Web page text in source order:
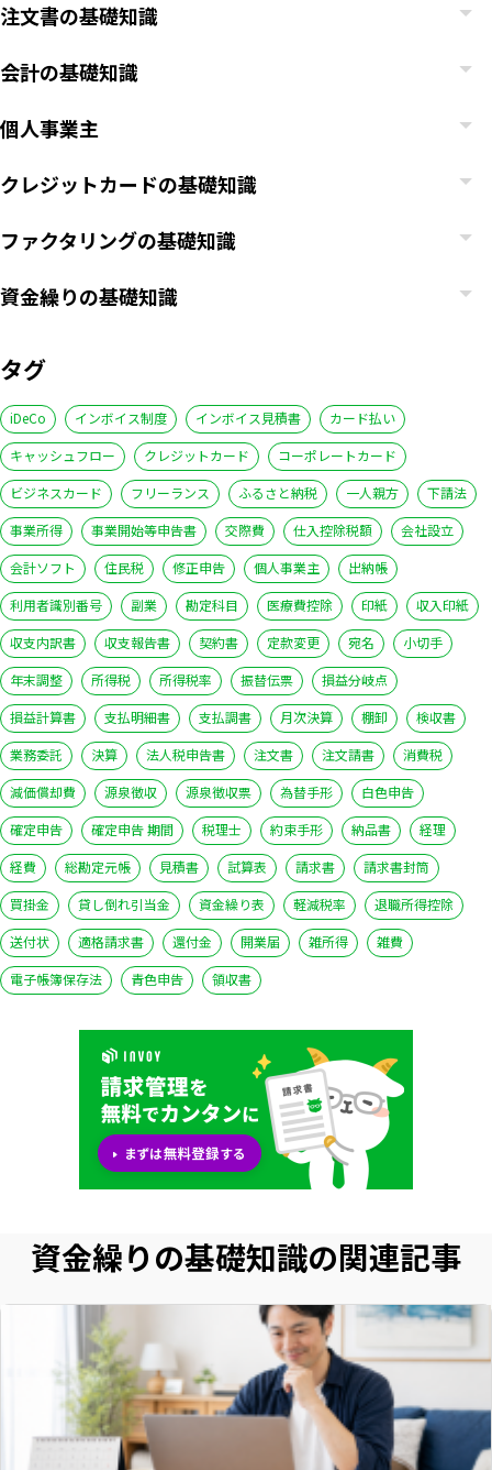
注文書の基礎知識
会計の基礎知識
個人事業主
クレジットカードの基礎知識
ファクタリングの基礎知識
資金繰りの基礎知識
タグ
iDeCo インボイス制度 インボイス見積書
カード払い
キャッシュフロー
クレジットカード
コーポレートカード
ビジネスカード
フリーランス ふるさと納税 一人親方
下請法
事業所得
事業開始等申告書 交際費 仕入控除税額
会社設立
会計ソフト
住民税 修正申告 個人事業主
出納帳
利用者識別番号
副業 勘定科目 医療費控除 印紙
収入印紙
収支内訳書
収支報告書 契約書 定款変更 宛名
小切手
年末調整
所得税 所得税率 振替伝票
損益分岐点
損益計算書
支払明細書 支払調書 月次決算 棚卸
検収書
業務委託
決算 法人税申告書 注文書 注文請書
消費税
減価償却費
源泉徴収 源泉徴収票 為替手形
白色申告
確定申告
確定申告 期間 税理士 約束手形 納品書
経理
経費
総勘定元帳 見積書 試算表 請求書
請求書封筒
買掛金
貸し倒れ引当金 資金繰り表 軽減税率
退職所得控除
送付状
適格請求書 還付金 開業届 雑所得
雑費
電子帳簿保存法
青色申告 領収書
資金繰りの基礎知識の関連記事